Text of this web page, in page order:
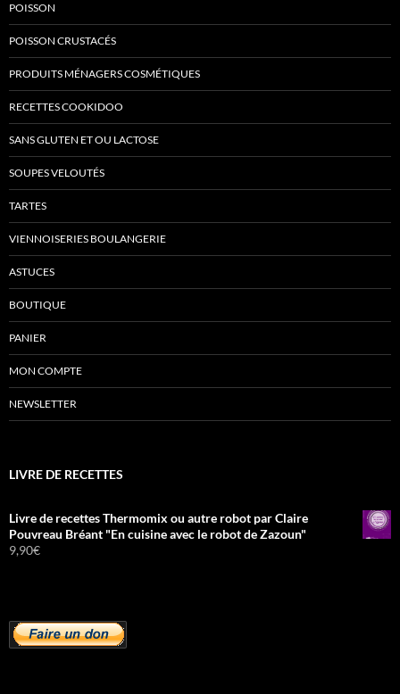
POISSON
POISSON CRUSTACÉS
PRODUITS MÉNAGERS COSMÉTIQUES
RECETTES COOKIDOO
SANS GLUTEN ET OU LACTOSE
SOUPES VELOUTÉS
TARTES
VIENNOISERIES BOULANGERIE
ASTUCES
BOUTIQUE
PANIER
MON COMPTE
NEWSLETTER
LIVRE DE RECETTES
Livre de recettes Thermomix ou autre robot par Claire
Pouvreau Bréant "En cuisine avec le robot de Zazoun"
9,90€